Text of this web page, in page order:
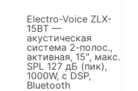
Electro-Voice ZLX-
15BT —
акустическая
система 2-полос.,
активная, 15″, макс.
SPL 127 дБ (пик),
1000W, c DSP,
Bluetooth